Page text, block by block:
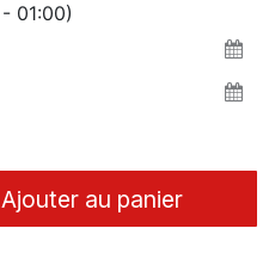
01:00)
Ajouter au panier